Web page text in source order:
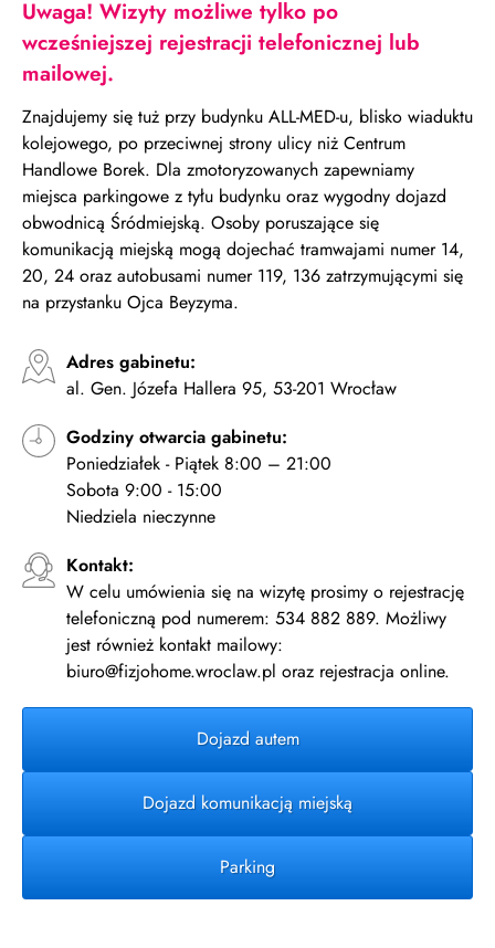
Uwaga! Wizyty możliwe tylko po
wcześniejszej rejestracji telefonicznej lub
mailowej.
Znajdujemy się tuż przy budynku ALL-MED-u, blisko wiaduktu
kolejowego, po przeciwnej strony ulicy niż Centrum
Handlowe Borek. Dla zmotoryzowanych zapewniamy
miejsca parkingowe z tyłu budynku oraz wygodny dojazd
obwodnicą Śródmiejską. Osoby poruszające się
komunikacją miejską mogą dojechać tramwajami numer 14,
20, 24 oraz autobusami numer 119, 136 zatrzymującymi się
na przystanku Ojca Beyzyma.
Adres gabinetu:
al. Gen. Józefa Hallera 95, 53-201 Wrocław
Godziny otwarcia gabinetu:
Poniedziałek - Piątek 8:00 – 21:00
Sobota 9:00 - 15:00
Niedziela nieczynne
Kontakt:
W celu umówienia się na wizytę prosimy o rejestrację
telefoniczną pod numerem: 534 882 889. Możliwy
jest również kontakt mailowy:
biuro@fizjohome.wroclaw.pl oraz rejestracja online.
Dojazd autem
Dojazd komunikacją miejską
Parking